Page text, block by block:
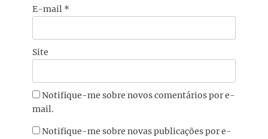
E-mail *
Site
Notifique-me sobre novos comentários por e-
mail.
Notifique-me sobre novas publicações por e-